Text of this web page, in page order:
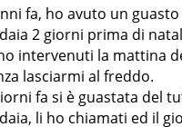
fa, ho avuto un guasto
2 giorni prima di
intervenuti la mattina
lasciarmi al freddo.
fa si è guastata del
li ho chiamati ed il